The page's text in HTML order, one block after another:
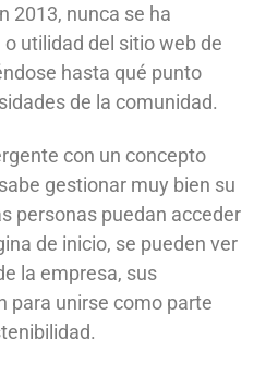
2013, nunca se ha
utilidad del sitio web de
hasta qué punto
de la comunidad.
con un concepto
gestionar muy bien su
personas puedan acceder
de inicio, se pueden ver
la empresa, sus
para unirse como parte